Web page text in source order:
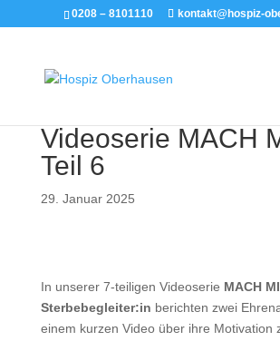
0208 – 8101110 kontakt@hospiz-
Videoserie MACH
Teil 6
29. Januar 2025
In unserer 7-teiligen Videoserie MACH
Sterbebegleiter:in berichten zwei
einem kurzen Video über ihre Motivation